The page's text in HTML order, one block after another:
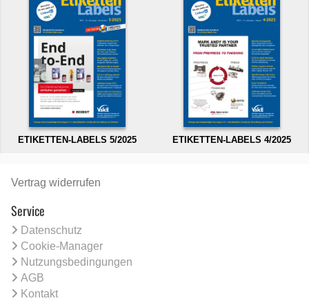
ETIKETTEN-LABELS 5/2025 ETIKETTEN-LABELS 4/2025
Vertrag widerrufen
Service
Datenschutz
Cookie-Manager
Nutzungsbedingungen
AGB
Kontakt